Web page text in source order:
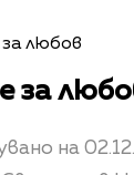
за
на